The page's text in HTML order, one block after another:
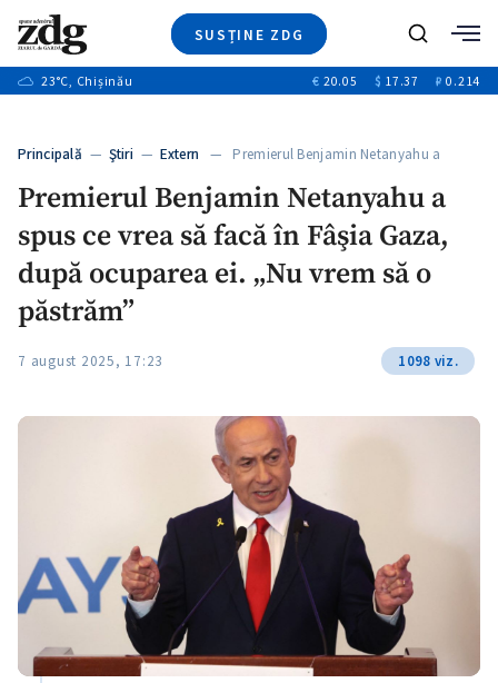
SUSȚINE ZDG
Ştiri
+6
Video
Special
+1
Blog
+2
Caută
23°C, Chișinău € 20.05 $ 17.37 ₽ 0.214
Principală — Ştiri — Extern — Premierul Benjamin Netanyahu a
Premierul Benjamin Netanyahu a
spus ce vrea să facă în Fâşia Gaza,
după ocuparea ei. „Nu vrem să o
păstrăm”
7 august 2025, 17:23 1098 viz.